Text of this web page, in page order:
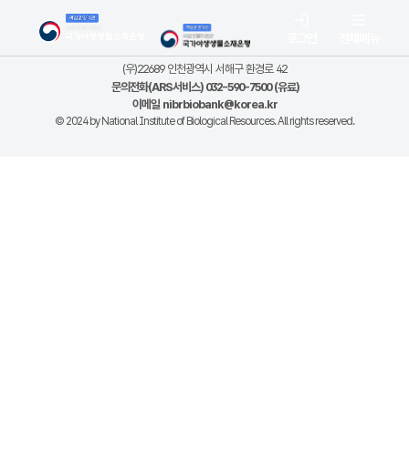
(우)22689 인천광역시 서해구 환경로 42
문의전화(ARS서비스) 032-590-7500 (유료)
이메일 nibrbiobank@korea.kr
© 2024 by National Institute of Biological Resources. All rights reserved.